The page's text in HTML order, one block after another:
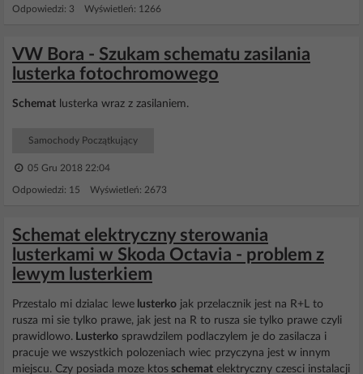
Odpowiedzi: 3 Wyświetleń: 1266
VW Bora - Szukam schematu zasilania
lusterka fotochromowego
Schemat lusterka wraz z zasilaniem.
Samochody Początkujący
05 Gru 2018 22:04
Odpowiedzi: 15 Wyświetleń: 2673
Schemat elektryczny sterowania
lusterkami w Skoda Octavia - problem z
lewym lusterkiem
Przestalo mi dzialac lewe lusterko jak przelacznik jest na R+L to
rusza mi sie tylko prawe, jak jest na R to rusza sie tylko prawe czyli
prawidlowo. Lusterko sprawdzilem podlaczylem je do zasilacza i
pracuje we wszystkich polozeniach wiec przyczyna jest w innym
miejscu. Czy posiada moze ktos schemat elektryczny czesci instalacji